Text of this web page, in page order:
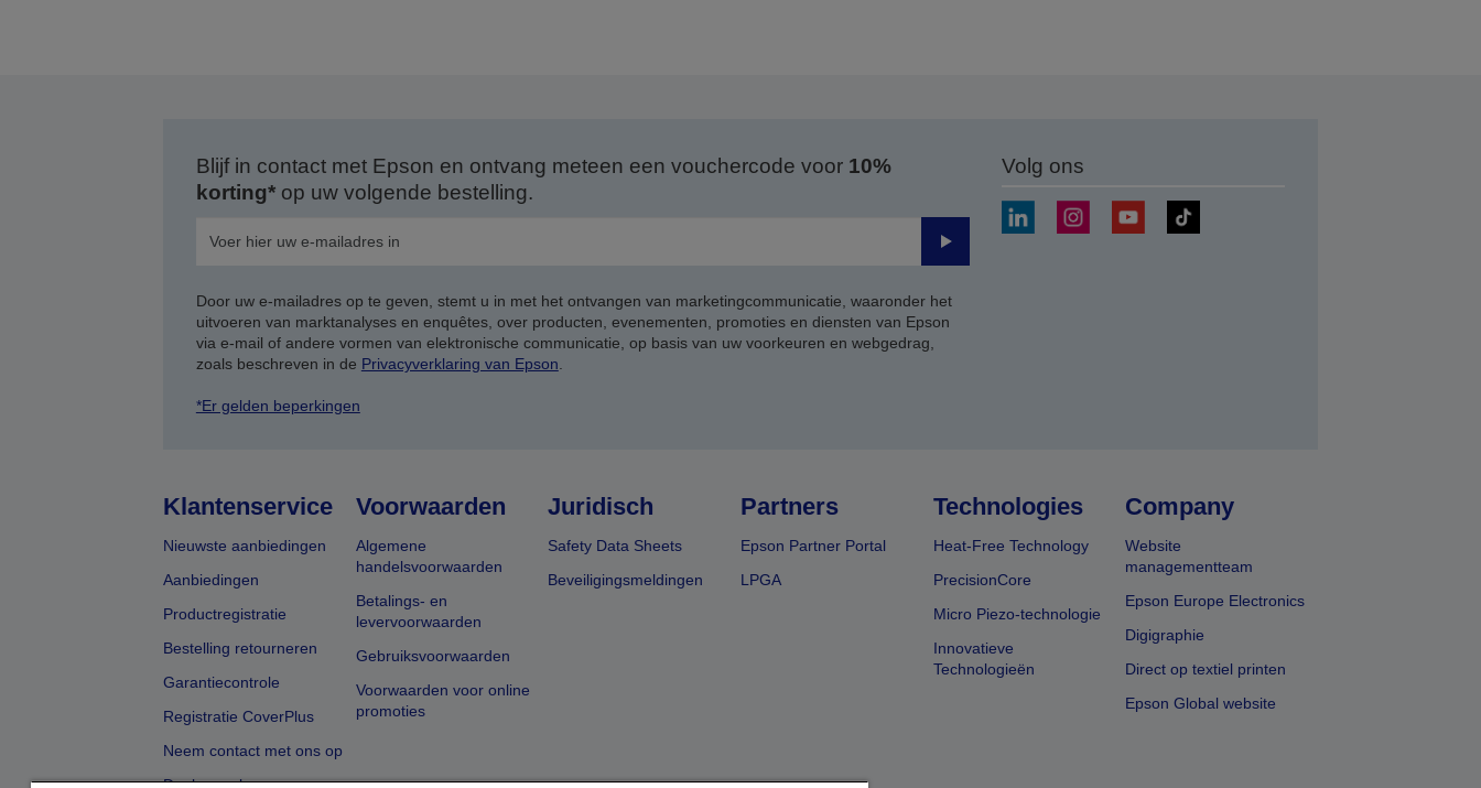
Blijf in contact met Epson en ontvang meteen een vouchercode voor 10%
korting*op uw volgende bestelling.
Verzenden
Door uw e-mailadres op te geven, stemt u in met het ontvangen van marketingcommunicatie, waaronder het
uitvoeren van marktanalyses en enquêtes, over producten, evenementen, promoties en diensten van Epson
via e-mail of andere vormen van elektronische communicatie, op basis van uw voorkeuren en webgedrag,
zoals beschreven in de Privacyverklaring van Epson.
*Er gelden beperkingen
Volg ons
Klantenservice
Nieuwste aanbiedingen
Aanbiedingen
Productregistratie
Bestelling retourneren
Garantiecontrole
Registratie CoverPlus
Neem contact met ons op
Voorwaarden
Algemene
handelsvoorwaarden
Betalings- en
levervoorwaarden
Gebruiksvoorwaarden
Voorwaarden voor online
promoties
Juridisch
Safety Data Sheets
Beveiligingsmeldingen
Partners
Epson Partner Portal
LPGA
Technologies
Heat-Free Technology
PrecisionCore
Micro Piezo-technologie
Innovatieve
Technologieën
Company
Website
managementteam
Epson Europe Electronics
Digigraphie
Direct op textiel printen
Epson Global website